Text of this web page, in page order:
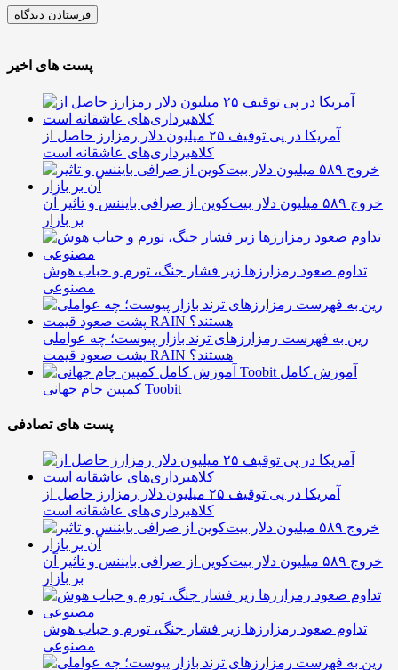
پست های اخیر
آمریکا در پی توقیف ۲۵ میلیون دلار رمزارز حاصل از
کلاهبرداری‌های عاشقانه است
خروج ۵۸۹ میلیون دلار بیت‌کوین از صرافی بایننس و تاثیر آن
بر بازار
تداوم صعود رمزارزها زیر فشار جنگ، تورم و حباب هوش
مصنوعی
رین به فهرست رمزارزهای ترند بازار پیوست؛ چه عواملی
پشت صعود قیمت RAIN هستند؟
آموزش کامل
کمپین جام جهانی Toobit
پست های تصادفی
آمریکا در پی توقیف ۲۵ میلیون دلار رمزارز حاصل از
کلاهبرداری‌های عاشقانه است
خروج ۵۸۹ میلیون دلار بیت‌کوین از صرافی بایننس و تاثیر آن
بر بازار
تداوم صعود رمزارزها زیر فشار جنگ، تورم و حباب هوش
مصنوعی